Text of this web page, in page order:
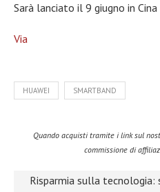
Sarà lanciato il 9 giugno in
Via
HUAWEI SMARTBAND
Quando acquisti tramite i link sul
commissione di
Risparmia sulla tecnologia: